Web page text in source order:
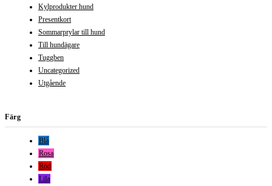
Kylprodukter hund
Presentkort
Sommarprylar till hund
Till hundägare
Tuggben
Uncategorized
Utgående
Färg
Blå
Rosa
Röd
Lila